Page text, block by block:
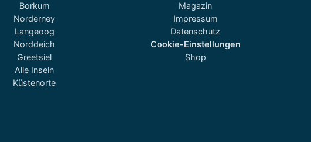
Borkum
Norderney
Langeoog
Norddeich
Greetsiel
Alle Inseln
Küstenorte
Magazin
Impressum
Datenschutz
Cookie-Einstellungen
Shop